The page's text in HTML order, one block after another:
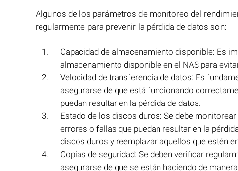
Algunos de los parámetros de monitoreo del
regularmente para prevenir la pérdida de datos son:
Capacidad de almacenamiento disponible: Es
almacenamiento disponible en el NAS para
Velocidad de transferencia de datos: Es
asegurarse de que está funcionando
puedan resultar en la pérdida de datos.
Estado de los discos duros: Se debe
errores o fallas que puedan resultar en la
discos duros y reemplazar aquellos que estén
Copias de seguridad: Se deben verificar
asegurarse de que se están haciendo de